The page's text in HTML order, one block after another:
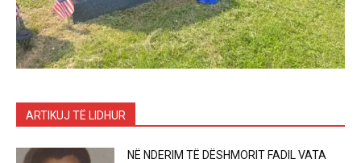
ARTIKUJ TË LIDHUR
NË NDERIM TË DËSHMORIT FADIL VATA